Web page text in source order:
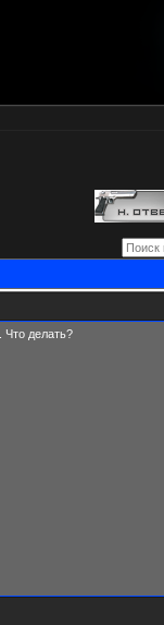
Что делать?